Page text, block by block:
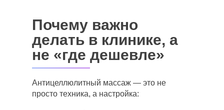
Почему важно
делать в клинике, а
не «где дешевле»
Антицеллюлитный массаж — это не
просто техника, а настройка: